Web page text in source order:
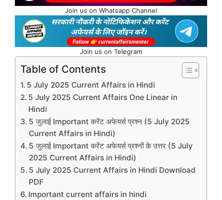
Join us on Whatsapp Channel
Join us on Telegram
Table of Contents
5 July 2025 Current Affairs in Hindi
5 July 2025 Current Affairs One Linear in
Hindi
5 जुलाई Important करेंट अफेयर्स प्रश्न (5 July 2025
Current Affairs in Hindi)
5 जुलाई Important करेंट अफेयर्स प्रश्नों के उत्तर (5 July
2025 Current Affairs in Hindi)
5 July 2025 Current Affairs in Hindi Download
PDF
Important current affairs in hindi